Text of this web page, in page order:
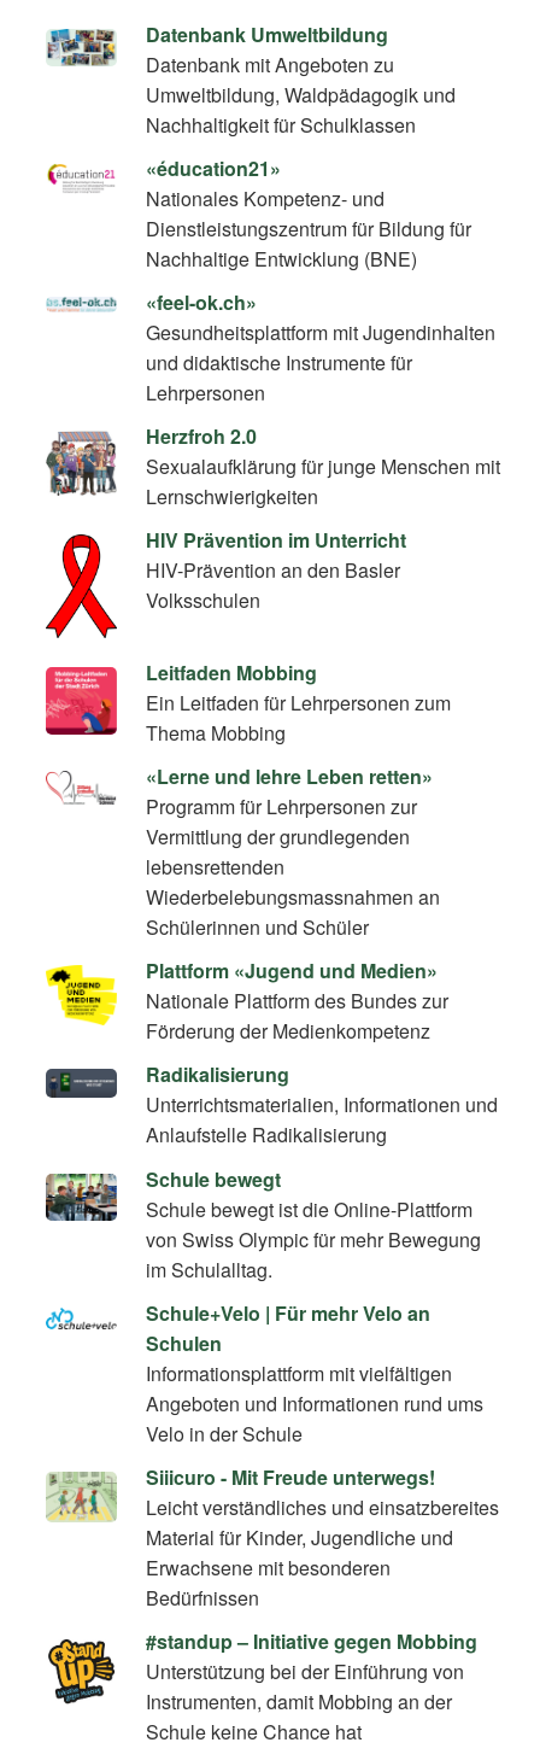
Datenbank Umweltbildung
Datenbank mit Angeboten zu
Umweltbildung, Waldpädagogik und
Nachhaltigkeit für Schulklassen
«éducation21»
Nationales Kompetenz- und
Dienstleistungszentrum für Bildung für
Nachhaltige Entwicklung (BNE)
«feel-ok.ch»
Gesundheitsplattform mit Jugendinhalten
und didaktische Instrumente für
Lehrpersonen
Herzfroh 2.0
Sexualaufklärung für junge Menschen mit
Lernschwierigkeiten
HIV Prävention im Unterricht
HIV-Prävention an den Basler
Volksschulen
Leitfaden Mobbing
Ein Leitfaden für Lehrpersonen zum
Thema Mobbing
«Lerne und lehre Leben retten»
Programm für Lehrpersonen zur
Vermittlung der grundlegenden
lebensrettenden
Wiederbelebungsmassnahmen an
Schülerinnen und Schüler
Plattform «Jugend und Medien»
Nationale Plattform des Bundes zur
Förderung der Medienkompetenz
Radikalisierung
Unterrichtsmaterialien, Informationen und
Anlaufstelle Radikalisierung
Schule bewegt
Schule bewegt ist die Online-Plattform
von Swiss Olympic für mehr Bewegung
im Schulalltag.
Schule+Velo | Für mehr Velo an
Schulen
Informationsplattform mit vielfältigen
Angeboten und Informationen rund ums
Velo in der Schule
Siiicuro - Mit Freude unterwegs!
Leicht verständliches und einsatzbereites
Material für Kinder, Jugendliche und
Erwachsene mit besonderen
Bedürfnissen
#standup – Initiative gegen Mobbing
Unterstützung bei der Einführung von
Instrumenten, damit Mobbing an der
Schule keine Chance hat